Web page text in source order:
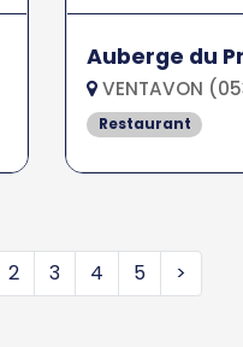
Auberge du
VENTAVON
Restaurant
2 3 4 5 >